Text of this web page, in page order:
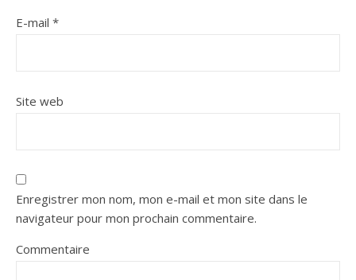
E-mail *
Site web
Enregistrer mon nom, mon e-mail et mon site dans le
navigateur pour mon prochain commentaire.
Commentaire